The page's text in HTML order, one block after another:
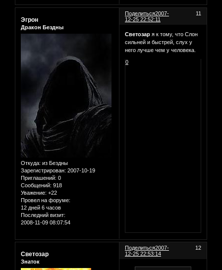
Поделиться 11
2007-
12-25 22:52:11
Эгрон
Дракон Бездны
Откуда: из Бездны
Зарегистрирован: 2007-10-19
Приглашений: 0
Сообщений: 918
Уважение: +22
Провел на форуме:
12 дней 6 часов
Последний визит:
2008-11-09 08:07:54
Светозар я к тому, что Слон
сильней и быстрей, слух у
него лучше чем у человека.
0
Поделиться 12
2007-
12-25 22:53:14
Светозар
Знаток